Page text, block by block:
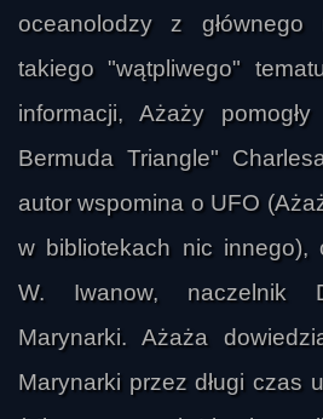
oceanolodzy z
takiego "wątpliwego"
informacji, Ażaży
Bermuda Triangle"
autor wspomina o UFO
w bibliotekach nic innego),
W. Iwanow, naczelnik
Marynarki. Ażaża
Marynarki przez długi czas